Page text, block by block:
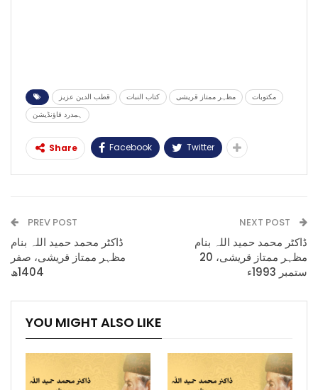
قطب الدین عزیز کتاب النبات مظہر ممتاز قریشی
مکتوبات
ہمدرد فاؤنڈیشن
Share Facebook Twitter
PREV POST
ڈاکٹر محمد حمید اللہ بنام
مظہر ممتاز قریشی، صفر
1404ھ
NEXT POST
ڈاکٹر محمد حمید اللہ بنام
مظہر ممتاز قریشی، 20
ستمبر 1993ء
YOU MIGHT ALSO LIKE